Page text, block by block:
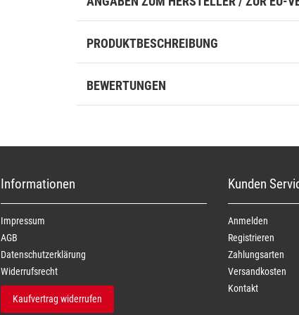
PRODUKTBESCHREIBUNG
BEWERTUNGEN
Informationen
Impressum
AGB
Daten­schutz­erklärung
Widerrufs­recht
Kaufvertrag widerrufen
Kunden
Anmelden
Registrieren
Zahlungsarten
Versandkosten
Kontakt